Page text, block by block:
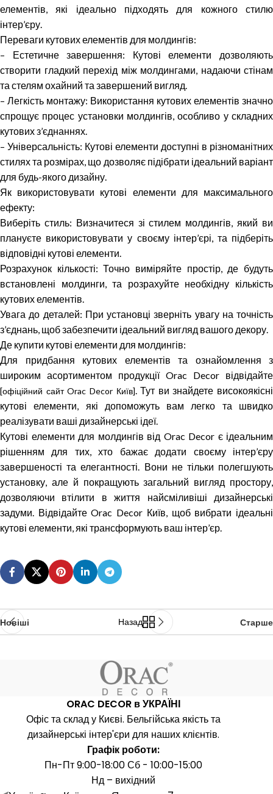
елементів, які ідеально підходять для кожного стилю
інтер’єру.
Переваги кутових елементів для молдингів:
– Естетичне завершення: Кутові елементи дозволяють
створити гладкий перехід між молдингами, надаючи стінам
та стелям охайний та завершений вигляд.
– Легкість монтажу: Використання кутових елементів значно
спрощує процес установки молдингів, особливо у складних
кутових з’єднаннях.
– Універсальність: Кутові елементи доступні в різноманітних
стилях та розмірах, що дозволяє підібрати ідеальний варіант
для будь-якого дизайну.
Як використовувати кутові елементи для максимального
ефекту:
Виберіть стиль: Визначитеся зі стилем молдингів, який ви
плануєте використовувати у своєму інтер’єрі, та підберіть
відповідні кутові елементи.
Розрахунок кількості: Точно виміряйте простір, де будуть
встановлені молдинги, та розрахуйте необхідну кількість
кутових елементів.
Увага до деталей: При установці зверніть увагу на точність
з’єднань, щоб забезпечити ідеальний вигляд вашого декору.
Де купити кутові елементи для молдингів:
Для придбання кутових елементів та ознайомлення з
широким асортиментом продукції Orac Decor відвідайте
[офіційний сайт Orac Decor Київ]. Тут ви знайдете високоякісні
кутові елементи, які допоможуть вам легко та швидко
реалізувати ваші дизайнерські ідеї.
Кутові елементи для молдингів від Orac Decor є ідеальним
рішенням для тих, хто бажає додати своєму інтер’єру
завершеності та елегантності. Вони не тільки полегшують
установку, але й покращують загальний вигляд простору,
дозволяючи втілити в життя найсміливіші дизайнерські
задуми. Відвідайте Orac Decor Київ, щоб вибрати ідеальні
кутові елементи, які трансформують ваш інтер’єр.
Новіші Назад Старше
ORAC DECOR в УКРАЇНІ
Офіс та склад у Києві. Бельгійська якість та
дизайнерські інтер'єри для наших клієнтів.
Графік роботи:
Пн-Пт 9:00-18:00 Сб - 10:00-15:00
Нд – вихідний